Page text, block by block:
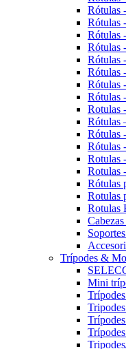
Rótulas
Rótulas
Rótulas
Rótulas
Rótulas
Rótulas
Rótulas
Rotulas
Rótulas
Rótulas
Rótulas
Rotulas
Rótulas
Rotulas
Rotulas
Trípodes &
Mini